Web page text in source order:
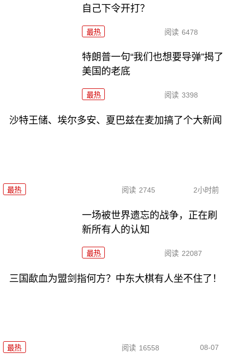
自己下令开打？
最热 阅读 6478
特朗普一句“我们也想要导弹”揭了
美国的老底
最热 阅读 3398
沙特王储、埃尔多安、夏巴兹在麦加搞了个大新闻
最热 阅读 2745 2小时前
一场被世界遗忘的战争，正在刷
新所有人的认知
最热 阅读 22087
三国歃血为盟剑指何方？中东大棋有人坐不住了！
最热 阅读 16558 08-07